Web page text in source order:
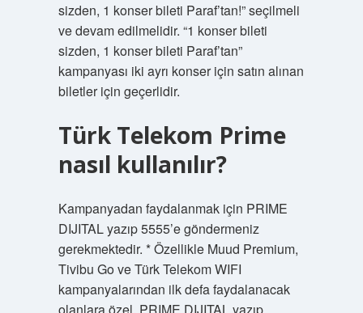
sizden, 1 konser bileti Paraf’tan!” seçilmeli
ve devam edilmelidir. “1 konser bileti
sizden, 1 konser bileti Paraf’tan”
kampanyası iki ayrı konser için satın alınan
biletler için geçerlidir.
Türk Telekom Prime
nasıl kullanılır?
Kampanyadan faydalanmak için PRIME
DIJITAL yazıp 5555’e göndermeniz
gerekmektedir. * Özellikle Muud Premium,
Tivibu Go ve Türk Telekom WIFI
kampanyalarından ilk defa faydalanacak